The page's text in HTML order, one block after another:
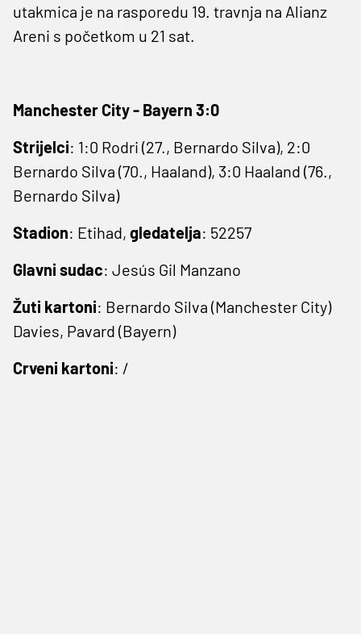
utakmica je na rasporedu 19. travnja na Alianz
Areni s početkom u 21 sat.
Manchester City - Bayern 3:0
Strijelci: 1:0 Rodri (27., Bernardo Silva), 2:0
Bernardo Silva (70., Haaland), 3:0 Haaland (76.,
Bernardo Silva)
Stadion: Etihad, gledatelja: 52257
Glavni sudac: Jesús Gil Manzano
Žuti kartoni: Bernardo Silva (Manchester City)
Davies, Pavard (Bayern)
Crveni kartoni: /